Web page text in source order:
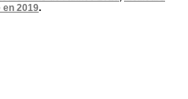
en 2019.